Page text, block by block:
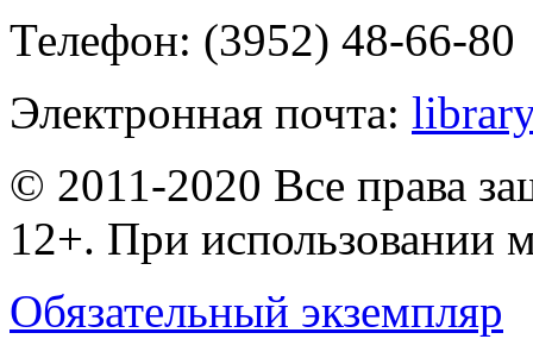
Телефон: (3952) 48-66-80
Электронная почта:
© 2011-2020 Все права
12+. При использовании
Обязательный экземпляр